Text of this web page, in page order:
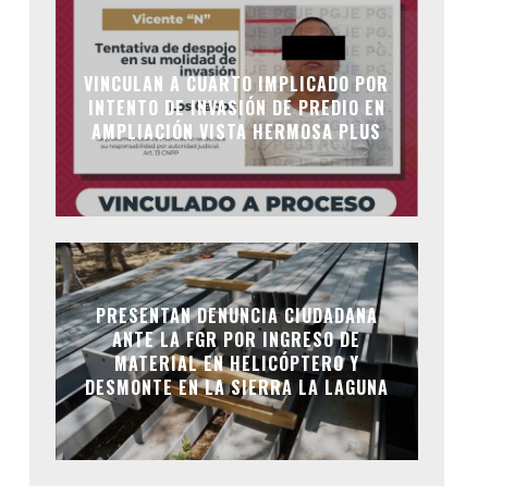
VINCULAN A CUARTO IMPLICADO POR
INTENTO DE INVASIÓN DE PREDIO EN
AMPLIACIÓN VISTA HERMOSA PLUS
PRESENTAN DENUNCIA CIUDADANA
ANTE LA FGR POR INGRESO DE
MATERIAL EN HELICÓPTERO Y
DESMONTE EN LA SIERRA LA LAGUNA